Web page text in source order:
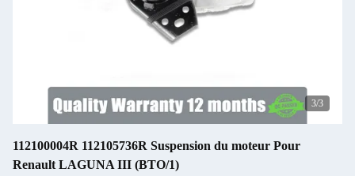
3/3
112100004R 112105736R Suspension du moteur Pour
Renault LAGUNA III (BTO/1)